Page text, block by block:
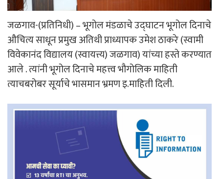
जळगाव-(प्रतिनिधी) – भूगोल मंडळाचे उद्घाटन भूगोल दिनाचे
औचित्य साधून प्रमुख अतिथी प्राध्यापक उमेश ठाकरे (स्वामी
विवेकानंद विद्यालय (स्वायत्त्य) जळगाव) यांच्या हस्ते करण्यात
आले . त्यांनी भूगोल दिनाचे महत्त्व भौगोलिक माहिती
त्याचबरोबर सूर्याचे भासमान भ्रमण इ.माहिती दिली.